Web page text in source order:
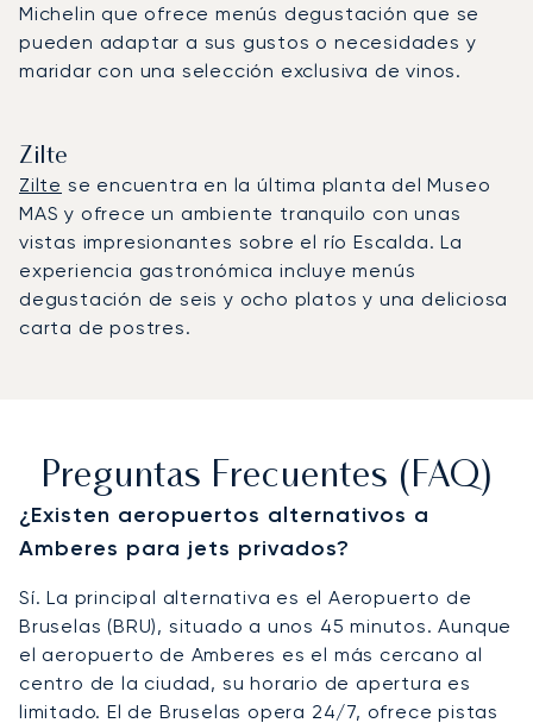
Michelin que ofrece menús degustación que se
pueden adaptar a sus gustos o necesidades y
maridar con una selección exclusiva de vinos.
Zilte
Zilte se encuentra en la última planta del Museo
MAS y ofrece un ambiente tranquilo con unas
vistas impresionantes sobre el río Escalda. La
experiencia gastronómica incluye menús
degustación de seis y ocho platos y una deliciosa
carta de postres.
Preguntas Frecuentes (FAQ)
¿Existen aeropuertos alternativos a
Amberes para jets privados?
Sí. La principal alternativa es el Aeropuerto de
Bruselas (BRU), situado a unos 45 minutos. Aunque
el aeropuerto de Amberes es el más cercano al
centro de la ciudad, su horario de apertura es
limitado. El de Bruselas opera 24/7, ofrece pistas